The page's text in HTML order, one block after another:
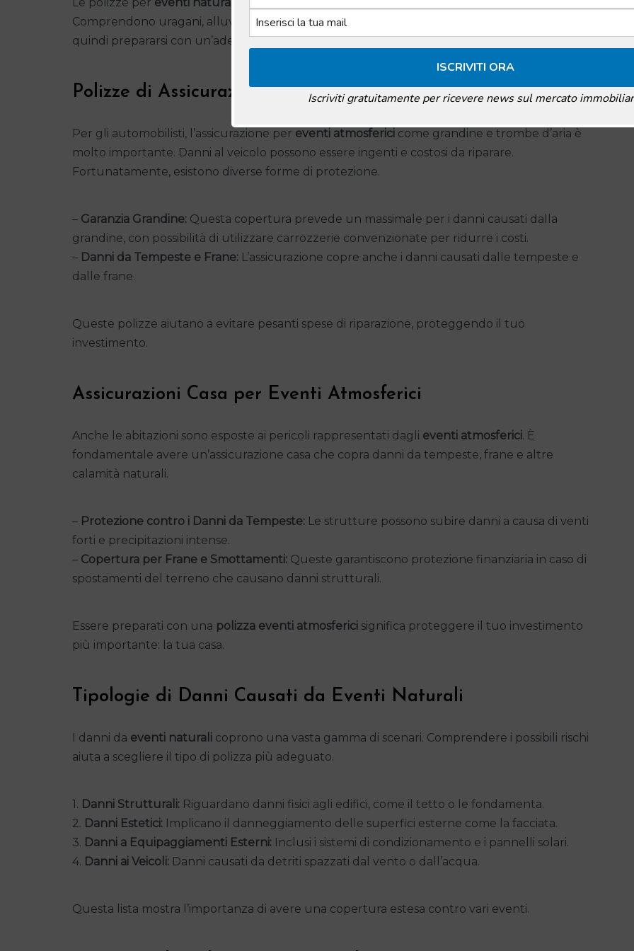
Le polizze per eventi naturali
offrono una copertura contro danni imprevedibili o catastrofici.
Comprendono uragani, alluvioni e tempeste. Può essere complesso prevedere tali eventi,
quindi prepararsi con un’adeguata copertura si rivela cruciale.
Polizze di Assicurazione Auto contro Eventi Naturali
Per gli automobilisti, l’assicurazione per eventi atmosferici come grandine e trombe d’aria è
molto importante. Danni al veicolo possono essere ingenti e costosi da riparare.
Fortunatamente, esistono diverse forme di protezione.
– Garanzia Grandine: Questa copertura prevede un massimale per i danni causati dalla
grandine, con possibilità di utilizzare carrozzerie convenzionate per ridurre i costi.
– Danni da Tempeste e Frane: L’assicurazione copre anche i danni causati dalle tempeste e
dalle frane.
Queste polizze aiutano a evitare pesanti spese di riparazione, proteggendo il tuo
investimento.
Assicurazioni Casa per Eventi Atmosferici
Anche le abitazioni sono esposte ai pericoli rappresentati dagli eventi atmosferici. È
fondamentale avere un’assicurazione casa che copra danni da tempeste, frane e altre
calamità naturali.
– Protezione contro i Danni da Tempeste: Le strutture possono subire danni a causa di venti
forti e precipitazioni intense.
– Copertura per Frane e Smottamenti: Queste garantiscono protezione finanziaria in caso di
spostamenti del terreno che causano danni strutturali.
Essere preparati con una polizza eventi atmosferici significa proteggere il tuo investimento
più importante: la tua casa.
Tipologie di Danni Causati da Eventi Naturali
I danni da eventi naturali coprono una vasta gamma di scenari. Comprendere i possibili rischi
aiuta a scegliere il tipo di polizza più adeguato.
1. Danni Strutturali: Riguardano danni fisici agli edifici, come il tetto o le fondamenta.
2. Danni Estetici: Implicano il danneggiamento delle superfici esterne come la facciata.
3. Danni a Equipaggiamenti Esterni: Inclusi i sistemi di condizionamento e i pannelli solari.
4. Danni ai Veicoli: Danni causati da detriti spazzati dal vento o dall’acqua.
Questa lista mostra l’importanza di avere una copertura estesa contro vari eventi.
Iscriviti gratuitamente per ricevere news sul mercato